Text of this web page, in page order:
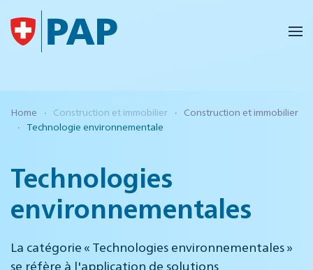
Accéder au contenu principal
Home Construction et immobilier
Construction et immobilier
Technologie environnementale
Technologies
environnementales
La catégorie « Technologies environnementales »
se réfère à l'application de solutions